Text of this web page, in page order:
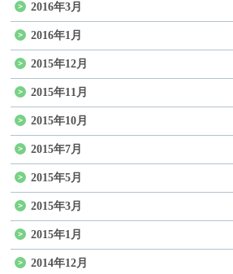
2016年3月
2016年1月
2015年12月
2015年11月
2015年10月
2015年7月
2015年5月
2015年3月
2015年1月
2014年12月